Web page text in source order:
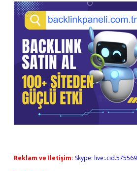
Reklam ve İletişim: Skype: